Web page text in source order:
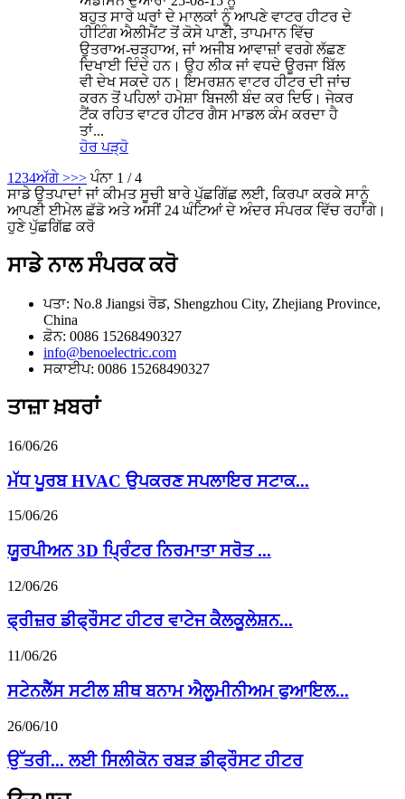
ਬਹੁਤ ਸਾਰੇ ਘਰਾਂ ਦੇ ਮਾਲਕਾਂ ਨੂੰ ਆਪਣੇ ਵਾਟਰ ਹੀਟਰ ਦੇ
ਹੀਟਿੰਗ ਐਲੀਮੈਂਟ ਤੋਂ ਕੋਸੇ ਪਾਣੀ, ਤਾਪਮਾਨ ਵਿੱਚ
ਉਤਰਾਅ-ਚੜ੍ਹਾਅ, ਜਾਂ ਅਜੀਬ ਆਵਾਜ਼ਾਂ ਵਰਗੇ ਲੱਛਣ
ਦਿਖਾਈ ਦਿੰਦੇ ਹਨ। ਉਹ ਲੀਕ ਜਾਂ ਵਧਦੇ ਊਰਜਾ ਬਿੱਲ
ਵੀ ਦੇਖ ਸਕਦੇ ਹਨ। ਇਮਰਸ਼ਨ ਵਾਟਰ ਹੀਟਰ ਦੀ ਜਾਂਚ
ਕਰਨ ਤੋਂ ਪਹਿਲਾਂ ਹਮੇਸ਼ਾ ਬਿਜਲੀ ਬੰਦ ਕਰ ਦਿਓ। ਜੇਕਰ
ਟੈਂਕ ਰਹਿਤ ਵਾਟਰ ਹੀਟਰ ਗੈਸ ਮਾਡਲ ਕੰਮ ਕਰਦਾ ਹੈ
ਤਾਂ...
ਹੋਰ ਪੜ੍ਹੋ
1 234ਅੱਗੇ >>> ਪੰਨਾ 1 / 4
ਸਾਡੇ ਉਤਪਾਦਾਂ ਜਾਂ ਕੀਮਤ ਸੂਚੀ ਬਾਰੇ ਪੁੱਛਗਿੱਛ ਲਈ, ਕਿਰਪਾ ਕਰਕੇ ਸਾਨੂੰ
ਆਪਣੀ ਈਮੇਲ ਛੱਡੋ ਅਤੇ ਅਸੀਂ 24 ਘੰਟਿਆਂ ਦੇ ਅੰਦਰ ਸੰਪਰਕ ਵਿੱਚ ਰਹਾਂਗੇ।
ਹੁਣੇ ਪੁੱਛਗਿੱਛ ਕਰੋ
ਸਾਡੇ ਨਾਲ ਸੰਪਰਕ ਕਰੋ
ਪਤਾ: No.8 Jiangsi ਰੋਡ, Shengzhou City, Zhejiang Province,
China
ਫ਼ੋਨ: 0086 15268490327
info@benoelectric.com
ਸਕਾਈਪ: 0086 15268490327
ਤਾਜ਼ਾ ਖ਼ਬਰਾਂ
16/06/26
ਮੱਧ ਪੂਰਬ HVAC ਉਪਕਰਣ ਸਪਲਾਇਰ ਸਟਾਕ...
15/06/26
ਯੂਰਪੀਅਨ 3D ਪ੍ਰਿੰਟਰ ਨਿਰਮਾਤਾ ਸਰੋਤ ...
12/06/26
ਫ੍ਰੀਜ਼ਰ ਡੀਫ੍ਰੌਸਟ ਹੀਟਰ ਵਾਟੇਜ ਕੈਲਕੂਲੇਸ਼ਨ...
11/06/26
ਸਟੇਨਲੈੱਸ ਸਟੀਲ ਸ਼ੀਥ ਬਨਾਮ ਐਲੂਮੀਨੀਅਮ ਫੁਆਇਲ...
26/06/10
ਉੱਤਰੀ... ਲਈ ਸਿਲੀਕੋਨ ਰਬੜ ਡੀਫ੍ਰੌਸਟ ਹੀਟਰ